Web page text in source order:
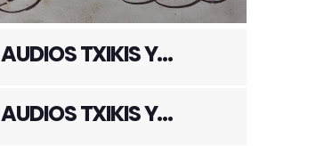
AUDIOS TXIKIS Y
AUDIOS TXIKIS Y